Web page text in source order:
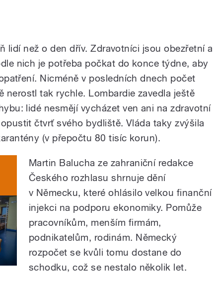
lidí než o den dřív. Zdravotníci jsou obezřetní a
nich je potřeba počkat do konce týdne, aby
Nicméně v posledních dnech počet
nerostl tak rychle. Lombardie zavedla ještě
lidé nesmějí vycházet ven ani na zdravotní
čtvrť svého bydliště. Vláda taky zvýšila
(v přepočtu 80 tisíc korun).
Martin Balucha ze zahraniční redakce
Českého rozhlasu shrnuje dění
v Německu, které ohlásilo velkou finanční
injekci na podporu ekonomiky. Pomůže
pracovníkům, menším firmám,
podnikatelům, rodinám. Německý
rozpočet se kvůli tomu dostane do
schodku, což se nestalo několik let.